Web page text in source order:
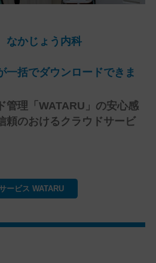
なかじょう内科
一括でダウンロードできま
管理「WATARU」の安心感
頼のおけるクラウドサービ
ービス WATARU